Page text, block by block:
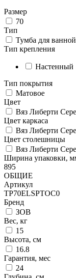
Размер
70
Тип
Тумба для ванной
Тип крепления
Настенный
Тип покрытия
Матовое
Цвет
Вяз Либерти
Цвет каркаса
Вяз Либерти
Цвет столешницы
Вяз Либерти
Ширина упаковки,
895
ОБЩИЕ
Артикул
TP70ELSPTOC0
Бренд
ЗОВ
Вес, кг
15
Высота, см
16.8
Гарантия, мес
24